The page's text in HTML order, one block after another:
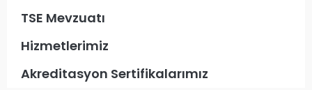
TSE Mevzuatı
Hizmetlerimiz
Akreditasyon Sertifikalarımız